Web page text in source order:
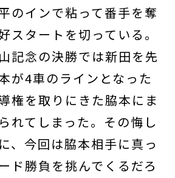
のインで粘って番手を奪
スタートを切っている。
記念の決勝では新田を先
が4車のラインとなった
権を取りにきた脇本にま
れてしまった。その悔し
、今回は脇本相手に真っ
ド勝負を挑んでくるだろ